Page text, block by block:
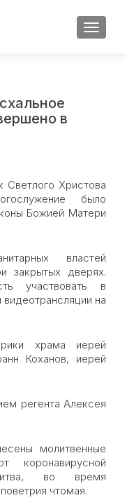
в
Светлого Христова
было
Божией Матери
властей
закрытых дверях.
участвовать в
на
храма иерей
Коханов, иерей
регента Алексея
молитвенные
коронавирусной
во время
чтомая.